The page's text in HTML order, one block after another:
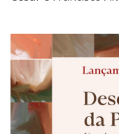
IEB Virtual
IEBinário
IEB Minecraft
Hackathon e
Xilogoritmo